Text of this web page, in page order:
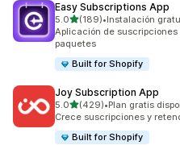
Easy Subscriptions App
5.0de 5 estrellas
(189)
189 reseñas en total
•Instalación
Aplicación de
paquetes
Built for Shopify
Joy Subscription App
5.0de 5 estrellas
(429)
429 reseñas en total
•Plan gratis
Crece suscripciones y
Built for Shopify